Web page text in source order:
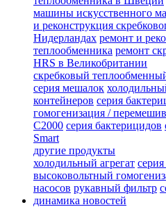
машины искусственного
и реконструкция
Нидерландах ремонт и
теплообменника ремонт
HRS в Великобритании
скребковый
серия мешалок
контейнеров серия
гомогенизация /
C2000 серия бактерицидов
Smart
другие продукты
холодильный агрегат
высоковольтный
насосов рукавный фильтр
динамика новостей